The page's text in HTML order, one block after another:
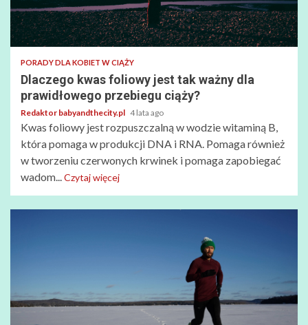
PORADY DLA KOBIET W CIĄŻY
Dlaczego kwas foliowy jest tak ważny dla
prawidłowego przebiegu ciąży?
Redaktor babyandthecity.pl 4 lata ago
Kwas foliowy jest rozpuszczalną w wodzie witaminą B,
która pomaga w produkcji DNA i RNA. Pomaga również
w tworzeniu czerwonych krwinek i pomaga zapobiegać
wadom...Czytaj więcej